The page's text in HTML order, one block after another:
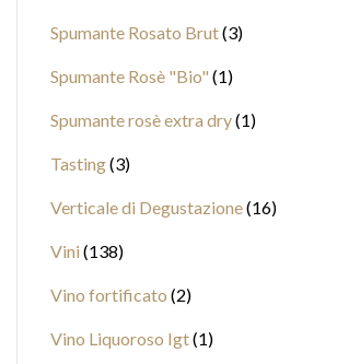
Spumante Rosato Brut 3
Spumante Rosè "Bio" 1
Spumante rosè extra dry 1
Tasting 3
Verticale di Degustazione 16
Vini 138
Vino fortificato 2
Vino Liquoroso Igt 1